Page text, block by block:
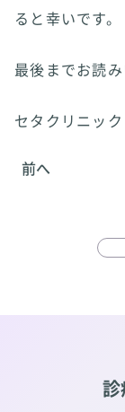
ると幸いです。
最後までお読
セタクリニッ
前へ